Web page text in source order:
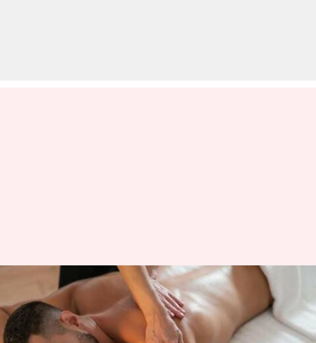
ఆరోగ్యం: మీరు మసాజ్ ఎందుకు
చేయించుకోవాలో తెలుసుకోండి
వ్రాసిన వారు Sriram Pranateja Feb 22, 2023 05:43 pm